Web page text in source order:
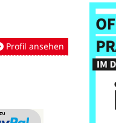
Profil ansehen